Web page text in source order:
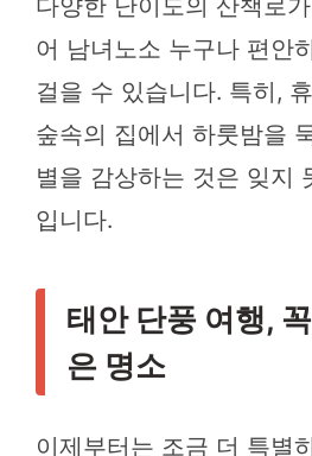
다양한 난이도의 산책로
어 남녀노소 누구나 편안
걸을 수 있습니다. 특히,
숲속의 집에서 하룻밤을
별을 감상하는 것은 잊지
입니다.
태안 단풍 여행,
은 명소
이제부터는 조금 더 특별